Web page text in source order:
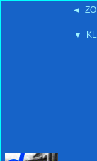
◄
▼
'15:19 19-2-2008